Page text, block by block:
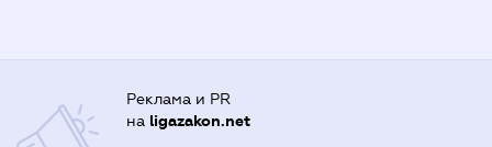
Реклама и PR
на ligazakon.net